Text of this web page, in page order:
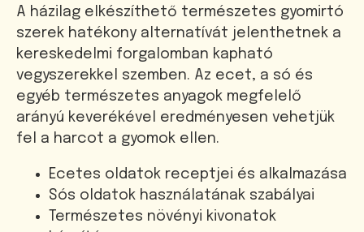
A házilag elkészíthető természetes gyomirtó
szerek hatékony alternatívát jelenthetnek a
kereskedelmi forgalomban kapható
vegyszerekkel szemben. Az ecet, a só és
egyéb természetes anyagok megfelelő
arányú keverékével eredményesen vehetjük
fel a harcot a gyomok ellen.
Ecetes oldatok receptjei és alkalmazása
Sós oldatok használatának szabályai
Természetes növényi kivonatok